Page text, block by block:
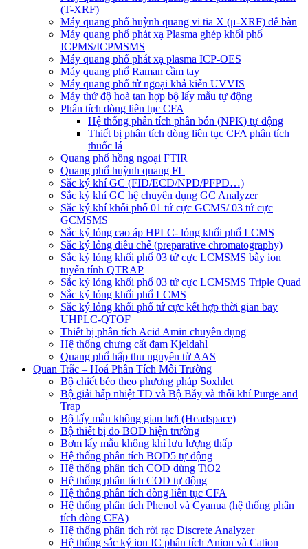
(T-XRF)
Máy quang phổ huỳnh quang vi tia X (μ-XRF) để bàn
Máy quang phổ phát xạ Plasma ghép khối phổ
ICPMS/ICPMSMS
Máy quang phổ phát xạ plasma ICP-OES
Máy quang phổ Raman cầm tay
Máy quang phổ tử ngoại khả kiến UVVIS
Máy thử độ hoà tan hợp bộ lấy mẫu tự động
Phân tích dòng liên tục CFA
Hệ thống phân tích phân bón (NPK) tự động
Thiết bị phân tích dòng liên tục CFA phân tích
thuốc lá
Quang phổ hồng ngoại FTIR
Quang phổ huỳnh quang FL
Sắc ký khí GC (FID/ECD/NPD/PFPD…)
Sắc ký khí GC hệ chuyên dụng GC Analyzer
Sắc ký khí khối phổ 01 tứ cực GCMS/ 03 tứ cực
GCMSMS
Sắc ký lỏng cao áp HPLC- lỏng khối phổ LCMS
Sắc ký lỏng điều chế (preparative chromatography)
Sắc ký lỏng khối phổ 03 tứ cực LCMSMS bẫy ion
tuyến tính QTRAP
Sắc ký lỏng khối phổ 03 tứ cực LCMSMS Triple Quad
Sắc ký lỏng khối phổ LCMS
Sắc ký lỏng khối phổ tứ cực kết hợp thời gian bay
UHPLC-QTOF
Thiết bị phân tích Acid Amin chuyên dụng
Hệ thống chưng cất đạm Kjeldahl
Quang phổ hấp thu nguyên tử AAS
Quan Trắc – Hoá Phân Tích Môi Trường
Bộ chiết béo theo phương pháp Soxhlet
Bộ giải hấp nhiệt TD và Bộ Bẫy và thổi khí Purge and
Trap
Bộ lấy mẫu không gian hơi (Headspace)
Bộ thiết bị đo BOD hiện trường
Bơm lấy mẫu không khí lưu lượng thấp
Hệ thống phân tích BOD5 tự động
Hệ thống phân tích COD dùng TiO2
Hệ thống phân tích COD tự động
Hệ thống phân tích dòng liên tục CFA
Hệ thống phân tích Phenol và Cyanua (hệ thống phân
tích dòng CFA)
Hệ thống phân tích rời rạc Discrete Analyzer
Hệ thống sắc ký ion IC phân tích Anion và Cation